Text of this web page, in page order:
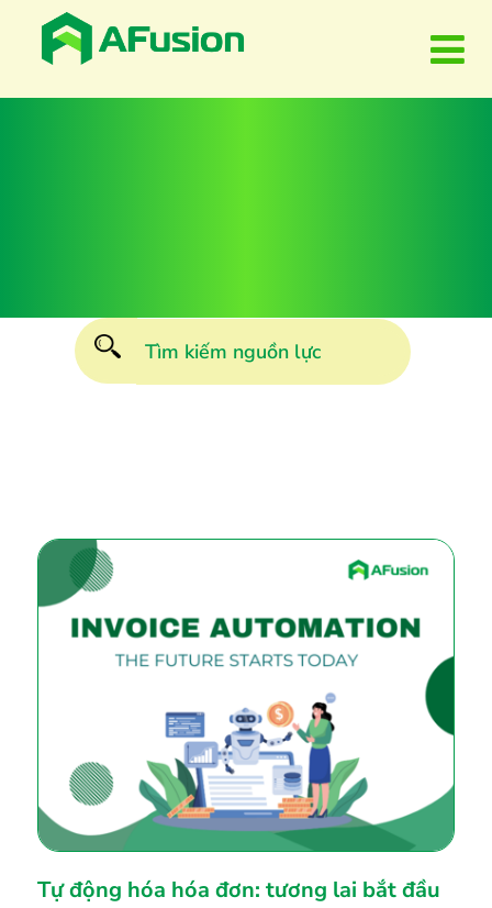
Tự động hóa hóa đơn: tương lai bắt đầu